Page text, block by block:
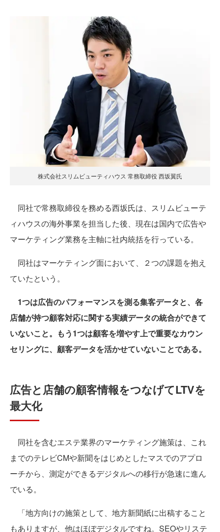
株式会社スリムビューティハウス 常務取締役 西坂翼氏
同社で常務取締役を務める西坂氏は、スリムビューテ
ィハウスの海外事業を担当した後、現在は国内で広告や
マーケティング業務を主軸に社内統括を行っている。
同社はマーケティング面において、２つの課題を抱え
ていたという。
1つは広告のパフォーマンスを測る集客データと、各
店舗が持つ顧客対応に関する実績データの統合ができて
いないこと。もう1つは顧客を増やす上で重要なカウン
セリングに、顧客データを活かせていないことである。
広告と店舗の顧客情報をつなげてLTVを
最大化
同社を含むエステ業界のマーケティング施策は、これ
までのテレビCMや新聞をはじめとしたマスでのアプロ
ーチから、測定ができるデジタルへの移行が急速に進ん
でいる。
「地方向けの施策として、地方新聞紙に出稿すること
もありますが、他はほぼデジタルですね。SEOやリステ